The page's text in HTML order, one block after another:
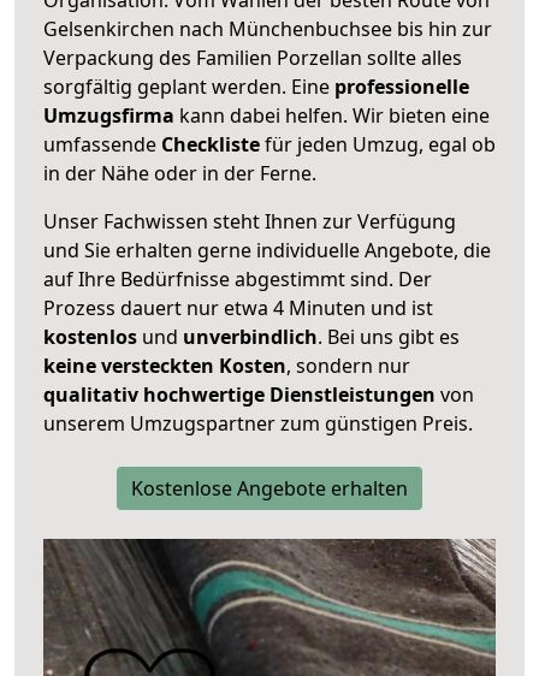
Gelsenkirchen nach Münchenbuchsee bis hin zur
Verpackung des Familien Porzellan sollte alles
sorgfältig geplant werden. Eine professionelle
Umzugsfirma kann dabei helfen. Wir bieten eine
umfassende Checklistefür jeden Umzug, egal ob
in der Nähe oder in der Ferne.
Unser Fachwissen steht Ihnen zur Verfügung
und Sie erhalten gerne individuelle Angebote, die
auf Ihre Bedürfnisse abgestimmt sind. Der
Prozess dauert nur etwa 4 Minuten und ist
kostenlos und unverbindlich. Bei uns gibt es
keine versteckten Kosten, sondern nur
qualitativ hochwertige Dienstleistungen von
unserem Umzugspartner zum günstigen Preis.
Kostenlose Angebote erhalten